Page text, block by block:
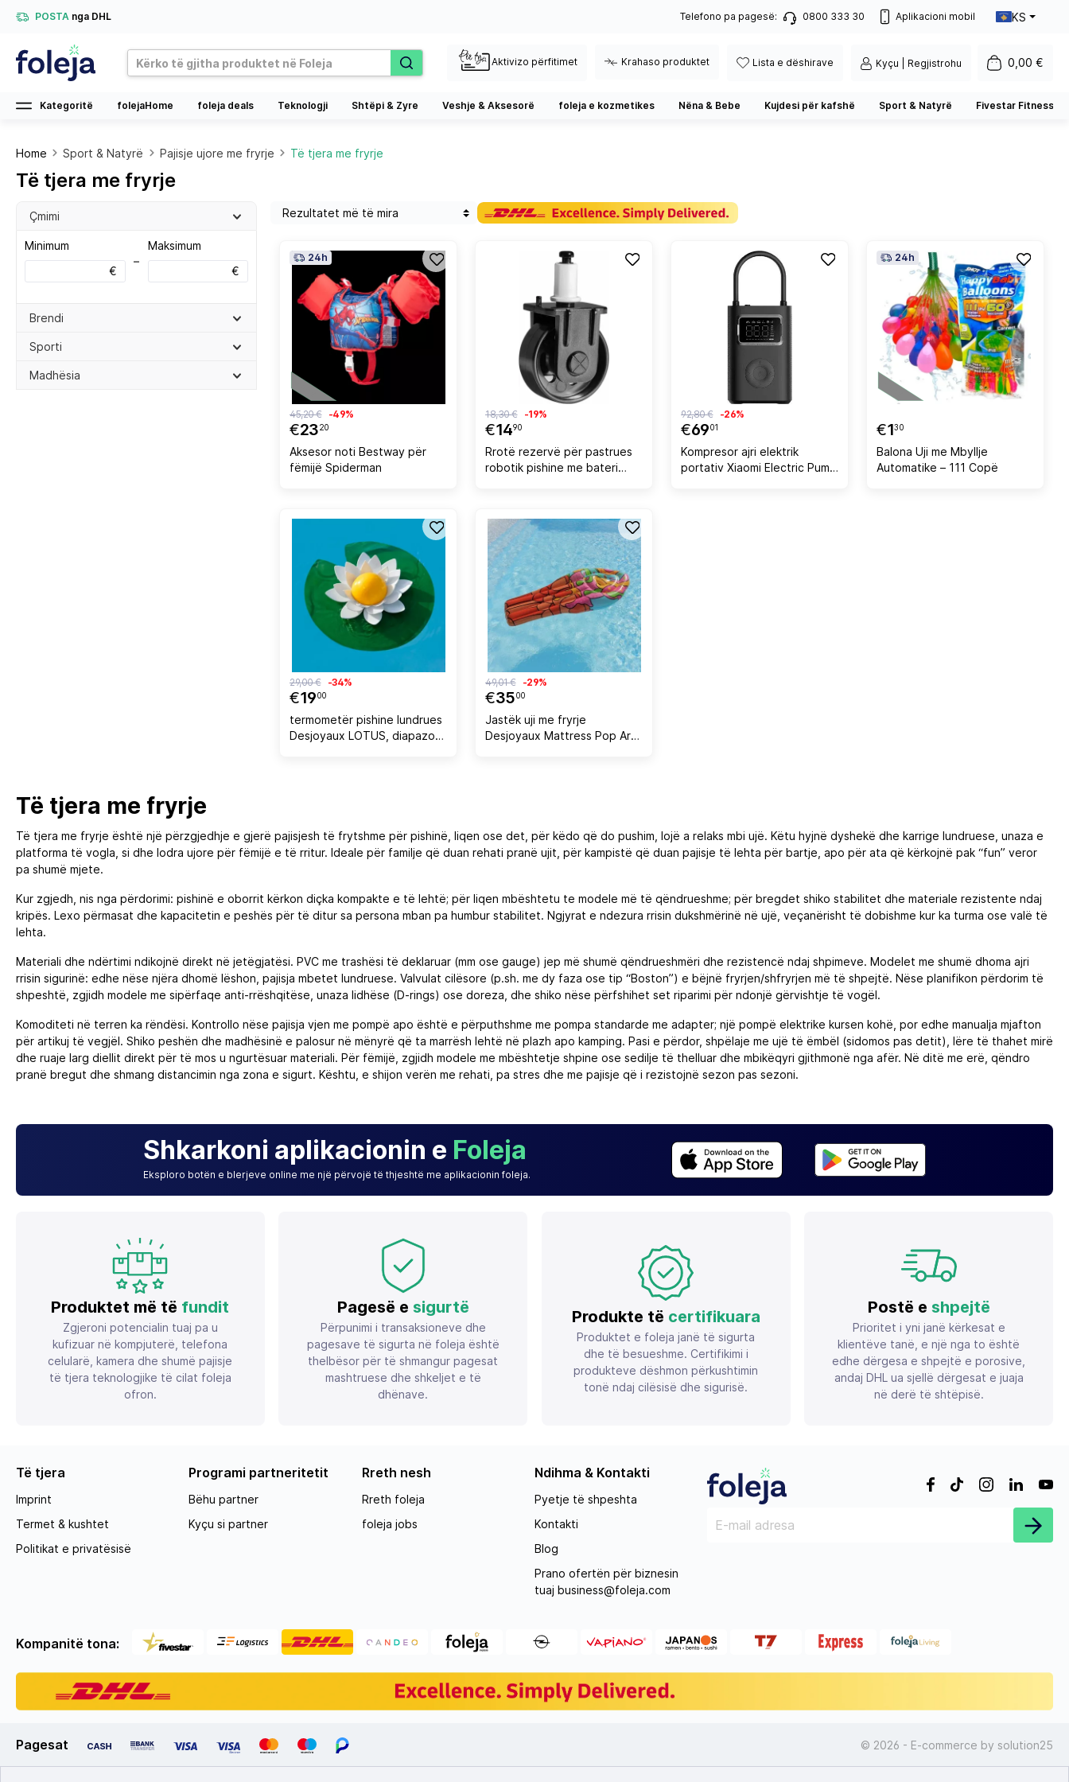
POSTA nga DHL Telefono pa pagesë: 0800 333 30 Aplikacioni mobil KS
Aktivizo përfitimet Krahaso produktet Lista e dëshirave Kyçu | Regjistrohu 0,00 €
Kategoritë folejaHome foleja deals Teknologji Shtëpi & Zyre Veshje & Aksesorë foleja e kozmetikes Nëna & Bebe Kujdesi për kafshë Sport & Natyrë Fivestar Fitness
Home Sport & Natyrë Pajisje ujore me fryrje Të tjera me fryrje
Të tjera me fryrje
Brendi
Sporti
Madhësia
Çmimi
Minimum
€
–
Maksimum
€
24h
€2320
45,20 € -49%
Aksesor noti Bestway për
fëmijë Spiderman
€1490
18,30 € -19%
Rrotë rezervë për pastrues
robotik pishine me bateri
€6901
92,80 € -26%
Kompresor ajri elektrik
portativ Xiaomi Electric Pump
24h
€130
Balona Uji me Mbyllje
Automatike – 111 Copë
€1900
29,00 € -34%
termometër pishine lundrues
Desjoyaux LOTUS, diapazon
€3500
49,01 € -29%
Jastëk uji me fryrje
Desjoyaux Mattress Pop Art,
Të tjera me fryrje
Të tjera me fryrje është një përzgjedhje e gjerë pajisjesh të frytshme për pishinë, liqen ose det, për këdo që do pushim, lojë a relaks mbi ujë. Këtu hyjnë dyshekë dhe karrige lundruese, unaza e
platforma të vogla, si dhe lodra ujore për fëmijë e të rritur. Ideale për familje që duan rehati pranë ujit, për kampistë që duan pajisje të lehta për bartje, apo për ata që kërkojnë pak “fun” veror
pa shumë mjete.
Kur zgjedh, nis nga përdorimi: pishinë e oborrit kërkon diçka kompakte e të lehtë; për liqen mbështetu te modele më të qëndrueshme; për bregdet shiko stabilitet dhe materiale rezistente ndaj
kripës. Lexo përmasat dhe kapacitetin e peshës për të ditur sa persona mban pa humbur stabilitet. Ngjyrat e ndezura rrisin dukshmërinë në ujë, veçanërisht të dobishme kur ka turma ose valë të
lehta.
Materiali dhe ndërtimi ndikojnë direkt në jetëgjatësi. PVC me trashësi të deklaruar (mm ose gauge) jep më shumë qëndrueshmëri dhe rezistencë ndaj shpimeve. Modelet me shumë dhoma ajri
rrisin sigurinë: edhe nëse njëra dhomë lëshon, pajisja mbetet lundruese. Valvulat cilësore (p.sh. me dy faza ose tip “Boston”) e bëjnë fryrjen/shfryrjen më të shpejtë. Nëse planifikon përdorim të
shpeshtë, zgjidh modele me sipërfaqe anti‑rrëshqitëse, unaza lidhëse (D‑rings) ose doreza, dhe shiko nëse përfshihet set riparimi për ndonjë gërvishtje të vogël.
Komoditeti në terren ka rëndësi. Kontrollo nëse pajisja vjen me pompë apo është e përputhshme me pompa standarde me adapter; një pompë elektrike kursen kohë, por edhe manualja mjafton
për artikuj të vegjël. Shiko peshën dhe madhësinë e palosur në mënyrë që ta marrësh lehtë në plazh apo kamping. Pasi e përdor, shpëlaje me ujë të ëmbël (sidomos pas detit), lëre të thahet mirë
dhe ruaje larg diellit direkt për të mos u ngurtësuar materiali. Për fëmijë, zgjidh modele me mbështetje shpine ose sedilje të thelluar dhe mbikëqyri gjithmonë nga afër. Në ditë me erë, qëndro
pranë bregut dhe shmang distancimin nga zona e sigurt. Kështu, e shijon verën me rehati, pa stres dhe me pajisje që i rezistojnë sezon pas sezoni.
Shkarkoni aplikacionin e Foleja
Eksploro botën e blerjeve online me një përvojë të thjeshtë me aplikacionin foleja.
Produktet më të fundit
Zgjeroni potencialin tuaj pa u
kufizuar në kompjuterë, telefona
celularë, kamera dhe shumë pajisje
të tjera teknologjike të cilat foleja
ofron.
Pagesë e sigurtë
Përpunimi i transaksioneve dhe
pagesave të sigurta në foleja është
thelbësor për të shmangur pagesat
mashtruese dhe shkeljet e të
dhënave.
Produkte të certifikuara
Produktet e foleja janë të sigurta
dhe të besueshme. Certifikimi i
produkteve dëshmon përkushtimin
tonë ndaj cilësisë dhe sigurisë.
Postë e shpejtë
Prioritet i yni janë kërkesat e
klientëve tanë, e një nga to është
edhe dërgesa e shpejtë e porosive,
andaj DHL ua sjellë dërgesat e juaja
në derë të shtëpisë.
Të tjera
Imprint
Termet & kushtet
Politikat e privatësisë
Programi partneritetit
Bëhu partner
Kyçu si partner
Rreth nesh
Rreth foleja
foleja jobs
Ndihma & Kontakti
Pyetje të shpeshta
Kontakti
Blog
Prano ofertën për biznesin
tuaj business@foleja.com
Kompanitë tona:
Pagesat © 2026 - E-commerce by solution25